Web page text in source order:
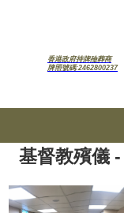
香港政府持牌殮葬商
牌照號碼:2462800237
基督教殯儀